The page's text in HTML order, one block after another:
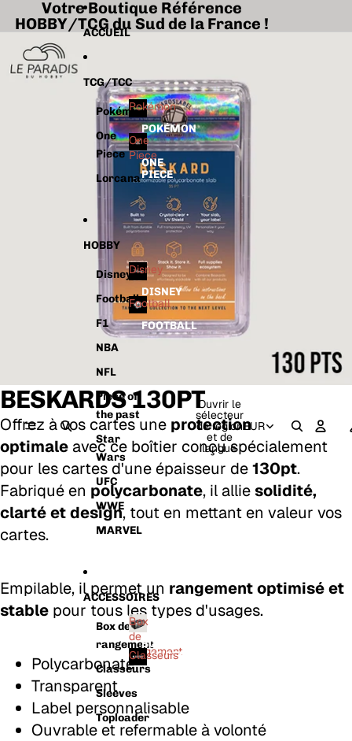
ACCUEIL
TCG/TCC
Pokémon
One
Piece
Lorcana
Pokémon
POKÉMON
One
Piece
ONE
PIECE
HOBBY
Disney
Football
F1
NBA
NFL
Piece of
the past
Star
Wars
UFC
WWE
MARVEL
Disney
DISNEY
Football
FOOTBALL
ACCESSOIRES
Box de
rangement
Classeurs
Sleeves
Toploader
Box
de
rangement
BOX DE
RANGEMENT
Classeurs
CLASSEURS
Ouvrir le
sélecteur
de région
et de
langue
EUR
Votre Boutique Référence
HOBBY/TCG du Sud de la France !
Passer aux informations sur le produit
BESKARDS 130PT
Offrez à vos cartes une protection
optimale avec ce boîtier conçu spécialement
pour les cartes d'une épaisseur de130pt.
Fabriqué en polycarbonate, il allie solidité,
clarté et design, tout en mettant en valeur vos
cartes.
Empilable, il permet un rangement optimisé et
stable pour tous les types d'usages.
Polycarbonate
Transparent
Label personnalisable
Ouvrable et refermable à volonté